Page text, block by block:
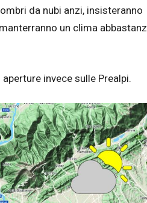
da nubi anzi, insisteranno
un clima
invece sulle Prealpi.